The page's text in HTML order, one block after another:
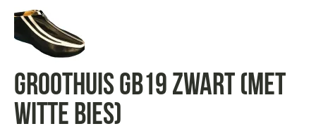
Groothuis GB19 zwart (met
witte bies)